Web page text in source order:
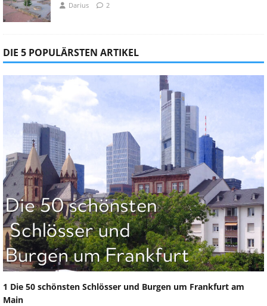
Darius 2
DIE 5 POPULÄRSTEN ARTIKEL
1 Die 50 schönsten Schlösser und Burgen um Frankfurt am
Main